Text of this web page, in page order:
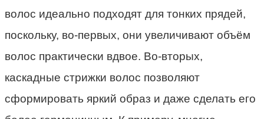
волос идеально подходят для тонких прядей,
поскольку, во-первых, они увеличивают объём
волос практически вдвое. Во-вторых,
каскадные стрижки волос позволяют
сформировать яркий образ и даже сделать его